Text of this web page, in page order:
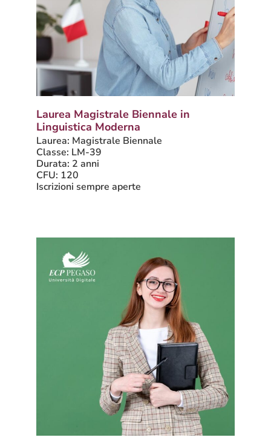
Laurea Magistrale Biennale in
Linguistica Moderna
Laurea: Magistrale Biennale
Classe: LM-39
Durata: 2 anni
CFU: 120
Iscrizioni sempre aperte